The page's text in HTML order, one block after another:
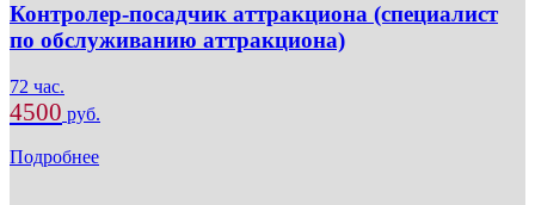
Контролер-посадчик аттракциона (специалист
по обслуживанию аттракциона)
72 час.
4500 руб.
Подробнее